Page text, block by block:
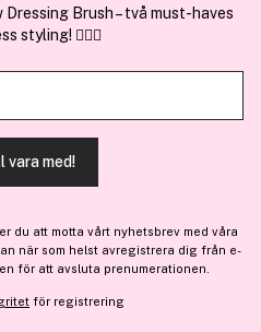
med. Dessa kan i sin tur
information som du har
in när du har använt deras
COOKIES
Brush – två must-haves
styling! 💇‍♀️✨
vara med!
du att motta vårt nyhetsbrev med våra
när som helst avregistrera dig från e-
för att avsluta prenumerationen.
för registrering